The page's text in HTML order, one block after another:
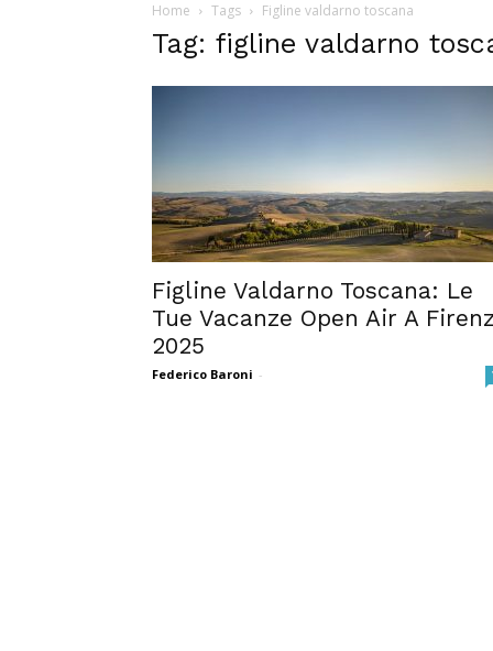
Home Tags Figline valdarno toscana
Tag: figline valdarno
Figline Valdarno Toscana: Le
Tue Vacanze Open Air A
2025
Federico Baroni -